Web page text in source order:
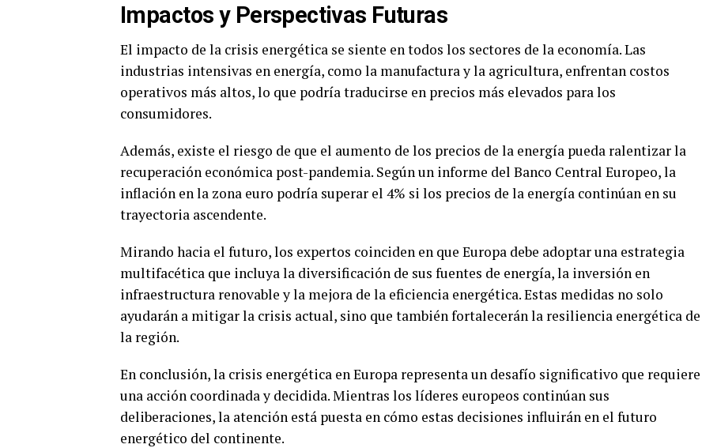
Impactos y Perspectivas Futuras
El impacto de la crisis energética se siente en todos los sectores de la economía. Las
industrias intensivas en energía, como la manufactura y la agricultura, enfrentan costos
operativos más altos, lo que podría traducirse en precios más elevados para los
consumidores.
Además, existe el riesgo de que el aumento de los precios de la energía pueda ralentizar la
recuperación económica post-pandemia. Según un informe del Banco Central Europeo, la
inflación en la zona euro podría superar el 4% si los precios de la energía continúan en su
trayectoria ascendente.
Mirando hacia el futuro, los expertos coinciden en que Europa debe adoptar una estrategia
multifacética que incluya la diversificación de sus fuentes de energía, la inversión en
infraestructura renovable y la mejora de la eficiencia energética. Estas medidas no solo
ayudarán a mitigar la crisis actual, sino que también fortalecerán la resiliencia energética de
la región.
En conclusión, la crisis energética en Europa representa un desafío significativo que requiere
una acción coordinada y decidida. Mientras los líderes europeos continúan sus
deliberaciones, la atención está puesta en cómo estas decisiones influirán en el futuro
energético del continente.